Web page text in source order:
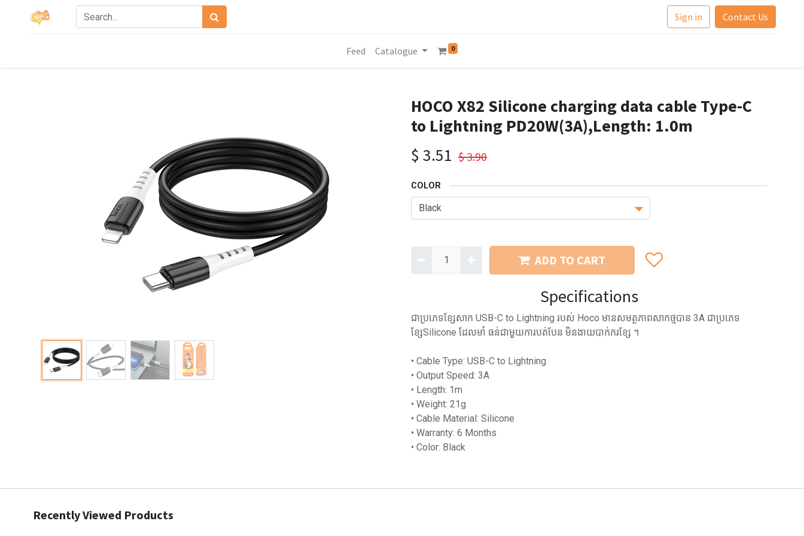
Sign in Contact Us
Feed Catalogue 0
HOCO X82 Silicone charging data cable Type-C
to Lightning PD20W(3A),Length: 1.0m
$ 3.51 $3.90
COLOR
ADD TO CART
Specifications
ជាប្រភេទខ្សែសាក USB-C to Lightning របស់ Hoco មានសមត្ថភាពសាកថ្មបាន 3A ជាប្រភេទ
ខ្សែSilicone ដែលមាំ ធន់ជាមួយការបត់បែន មិនងាយបាក់ករខ្សែ ។
• Cable Type: USB-C to Lightning
• Output Speed: 3A
• Length: 1m
• Weight: 21g
• Cable Material: Silicone
• Warranty: 6 Months
• Color: Black
Recently Viewed Products